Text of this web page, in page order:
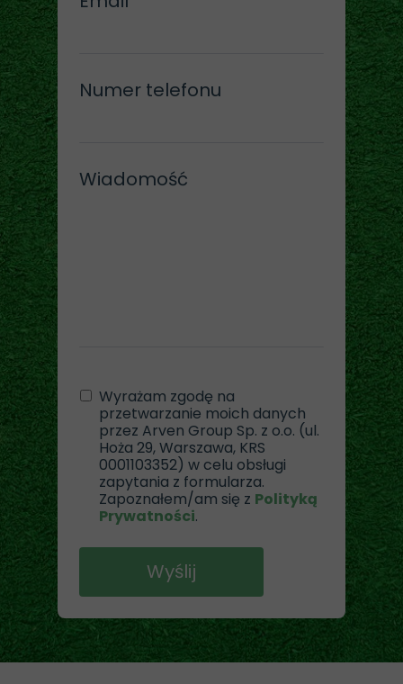
Numer telefonu
Wiadomość
Wyrażam zgodę na
przetwarzanie moich danych
przez Arven Group Sp. z o.o. (ul.
Hoża 29, Warszawa, KRS
0001103352) w celu obsługi
zapytania z formularza.
Zapoznałem/am się z Polityką
Prywatności.
Wyślij